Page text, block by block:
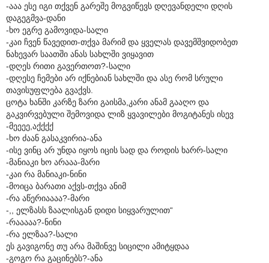
-ააა ესე იგი თქვენ გარეშე მოგვიწევს დღევანდელი დღის
დაგეგმვა-დანი
-ხო ეგრე გამოვიდა-სალი
-კაი ჩვენ წავედით-თქვა მარიმ და ყველას დავემშვიდობეთ
ნახევარ საათში ანას სახლში ვიყავით
-დღეს რითი გავერთოთ?-სალი
-დღესე ჩემები არ იქნებიან სახლში და ასე რომ სრული
თავისუფლება გვაქვს.
ცოტა ხანში კარზე ზარი გაისმა,კარი ანამ გააღო და
გაკვირვებული შემოვიდა ლიზ ყვავილები მოგიტანეს ისევ
-მეეეე,აქქქქ
-ხო ძაან გასაკვირია-ანა
-ისე ვინც არ უნდა იყოს იცის სად და როდის ხარრ-სალი
-მანიაკი ხო არააა-მარი
-კაი რა მანიაკი-ნინი
-მოიცა ბარათი აქვს-თქვა ანიმ
-რა აწერიაააა?-მარი
-,, ელზასს ზაალისგან დიდი სიყვარულით“
-რააააა?-ნინი
-რა ელზაა?-სალი
ეს გავიგონე თუ არა მაშინვე სიცილი ამიტყდაა
-გოგო რა გაცინებს?-ანა